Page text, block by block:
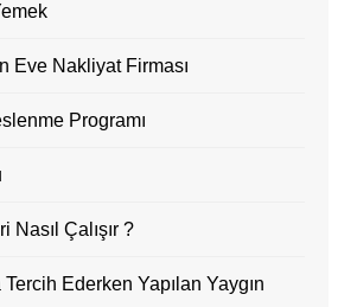
Eve Nakliyat Firması
Programı
Nasıl Çalışır ?
Ederken Yapılan Yaygın